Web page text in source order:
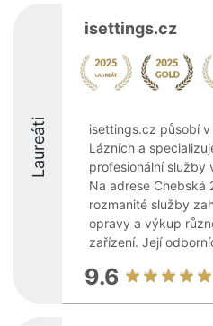
Laureáti
isettings.cz
isettings.cz působí
Lázních a
profesionální služby
Na adrese Chebská
rozmanité služby
opravy a výkup
zařízení. Její
9.6